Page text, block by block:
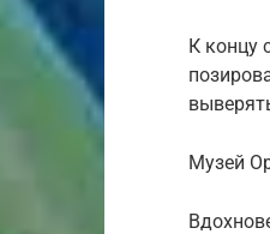
К концу
Музей